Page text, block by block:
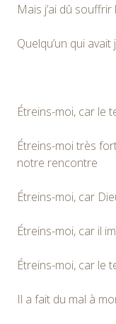
Mais j’ai dû
Quelqu’un qui
Étreins-moi, car le
Étreins-moi très
notre rencontre
Étreins-moi, car
Étreins-moi, car il
Étreins-moi, car le
Il a fait du mal à